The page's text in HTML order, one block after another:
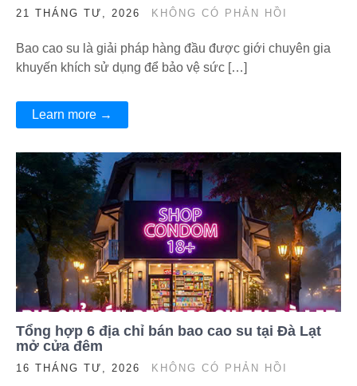
21 THÁNG TƯ, 2026 KHÔNG CÓ PHẢN HỒI
Bao cao su là giải pháp hàng đầu được giới chuyên gia
khuyến khích sử dụng để bảo vệ sức […]
Learn more →
Tổng hợp 6 địa chỉ bán bao cao su tại Đà Lạt
mở cửa đêm
16 THÁNG TƯ, 2026 KHÔNG CÓ PHẢN HỒI